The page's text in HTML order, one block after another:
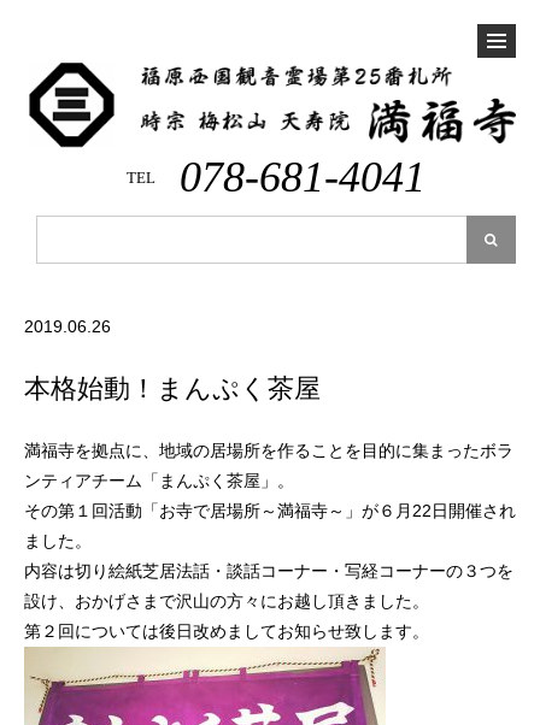
TEL 078-681-4041
2019.06.26
本格始動！まんぷく茶屋
満福寺を拠点に、地域の居場所を作ることを目的に集まったボラ
ンティアチーム「まんぷく茶屋」。
その第１回活動「お寺で居場所～満福寺～」が６月22日開催され
ました。
内容は切り絵紙芝居法話・談話コーナー・写経コーナーの３つを
設け、おかげさまで沢山の方々にお越し頂きました。
第２回については後日改めましてお知らせ致します。